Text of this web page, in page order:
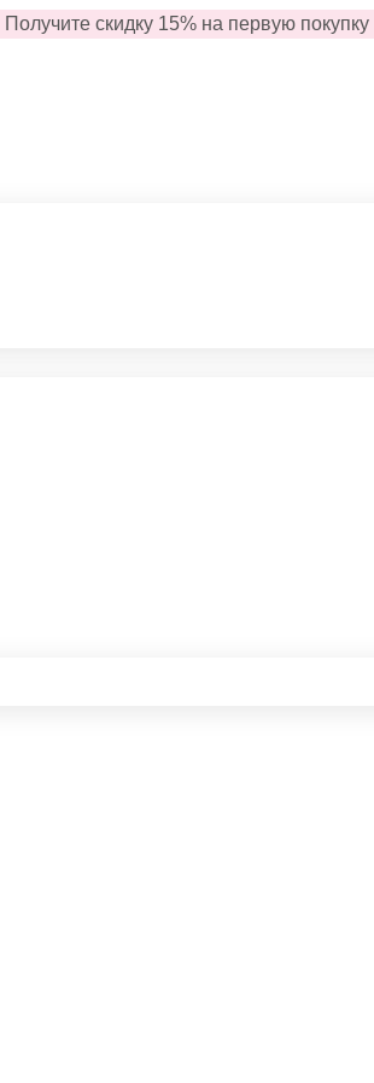
Получите скидку 15% на первую покупку